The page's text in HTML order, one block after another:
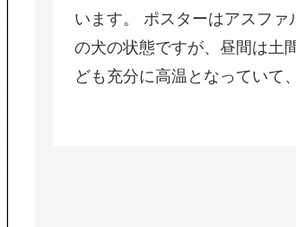
います。 ポスターはアスファ
の犬の状態ですが、昼間は土
ども充分に高温となっていて、